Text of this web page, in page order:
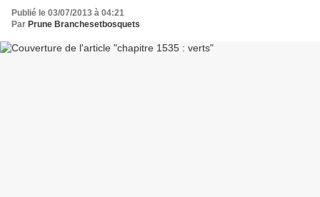
Publié le 03/07/2013 à 04:21
Par Prune Branchesetbosquets